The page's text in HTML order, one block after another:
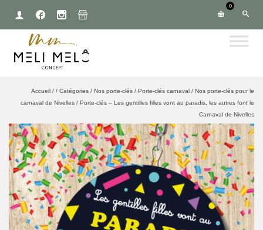
0
Accueil / / Catégories / Nos porte-clés / Porte-clés carnaval / Nos porte-clés pour le
carnaval de Nivelles / Porte-clés – Les gentilles filles vont au paradis, les autres font le
Carnaval de Nivelles